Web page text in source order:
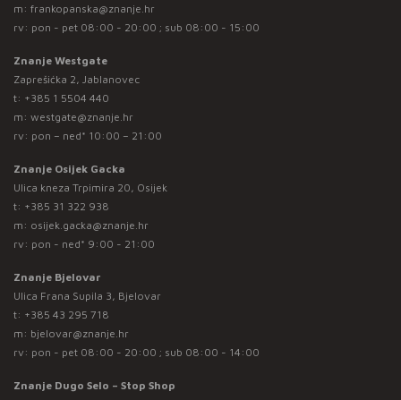
m: frankopanska@znanje.hr
rv: pon - pet 08:00 - 20:00 ; sub 08:00 - 15:00
Znanje Westgate
Zaprešićka 2, Jablanovec
t: +385 1 5504 440
m: westgate@znanje.hr
rv: pon – ned* 10:00 – 21:00
Znanje Osijek Gacka
Ulica kneza Trpimira 20, Osijek
t: +385 31 322 938
m: osijek.gacka@znanje.hr
rv: pon - ned* 9:00 - 21:00
Znanje Bjelovar
Ulica Frana Supila 3, Bjelovar
t: +385 43 295 718
m: bjelovar@znanje.hr
rv: pon - pet 08:00 - 20:00 ; sub 08:00 - 14:00
Znanje Dugo Selo – Stop Shop